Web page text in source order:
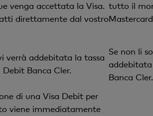
venga accettata la Visa.
direttamente dal vostro
verrà addebitata la tassa
Banca Cler.
di una Visa Debit per
viene immediatamente
tutto il
Se non li
Banca Cler.